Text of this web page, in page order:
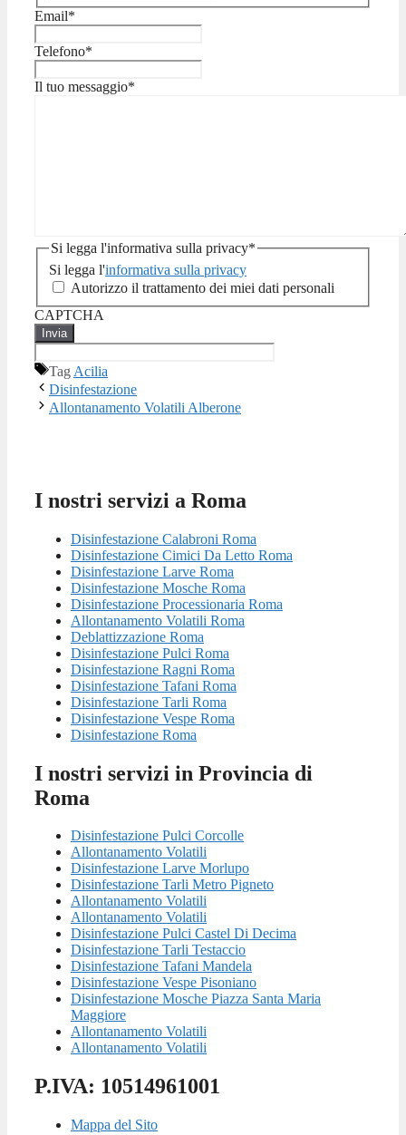
Email*
Telefono*
Il tuo messaggio*
Si legga l'informativa sulla privacy*
Si legga l'informativa sulla privacy
Autorizzo il trattamento dei miei dati personali
CAPTCHA
Tag Acilia
Disinfestazione
Allontanamento Volatili Alberone
I nostri servizi a Roma
Disinfestazione Calabroni Roma
Disinfestazione Cimici Da Letto Roma
Disinfestazione Larve Roma
Disinfestazione Mosche Roma
Disinfestazione Processionaria Roma
Allontanamento Volatili Roma
Deblattizzazione Roma
Disinfestazione Pulci Roma
Disinfestazione Ragni Roma
Disinfestazione Tafani Roma
Disinfestazione Tarli Roma
Disinfestazione Vespe Roma
Disinfestazione Roma
I nostri servizi in Provincia di
Roma
Disinfestazione Pulci Corcolle
Allontanamento Volatili
Disinfestazione Larve Morlupo
Disinfestazione Tarli Metro Pigneto
Allontanamento Volatili
Allontanamento Volatili
Disinfestazione Pulci Castel Di Decima
Disinfestazione Tarli Testaccio
Disinfestazione Tafani Mandela
Disinfestazione Vespe Pisoniano
Disinfestazione Mosche Piazza Santa Maria
Maggiore
Allontanamento Volatili
Allontanamento Volatili
P.IVA: 10514961001
Mappa del Sito